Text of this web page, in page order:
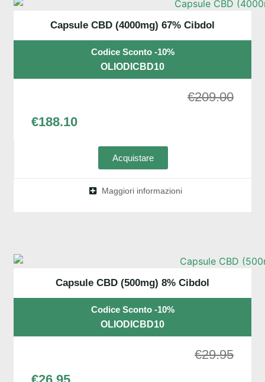
Capsule CBD (4000mg) 67% Cibdol
Codice Sconto -10%
OLIODICBD10
€209.00
€188.10
Acquistare
Maggiori informazioni
Capsule CBD (500mg) 8% Cibdol
Codice Sconto -10%
OLIODICBD10
€29.95